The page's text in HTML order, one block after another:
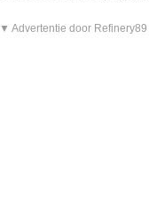
▼ Advertentie door Refinery89